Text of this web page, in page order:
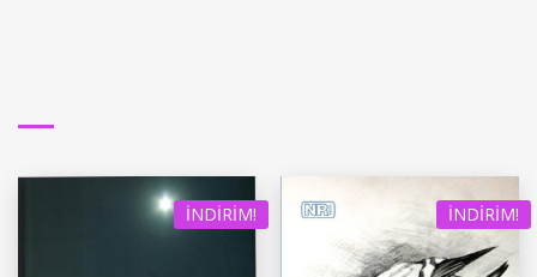
İNDIRIM! İNDIRIM!